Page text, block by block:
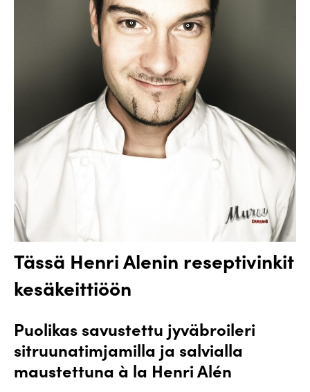
Tässä Henri Alenin reseptivinkit
kesäkeittiöön
Puolikas savustettu jyväbroileri
sitruunatimjamilla ja salvialla
maustettuna à la Henri Alén